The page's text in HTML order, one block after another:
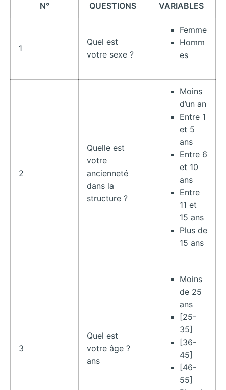
N° QUESTIONS VARIABLES
1
Quel est
votre sexe ?
Femme
Homm
es
2
Quelle est
votre
ancienneté
dans la
structure ?
Moins
d’un an
Entre 1
et 5
ans
Entre 6
et 10
ans
Entre
11 et
15 ans
Plus de
15 ans
3
Quel est
votre âge ?
ans
Moins
de 25
ans
[25-
35]
[36-
45]
[46-
55]